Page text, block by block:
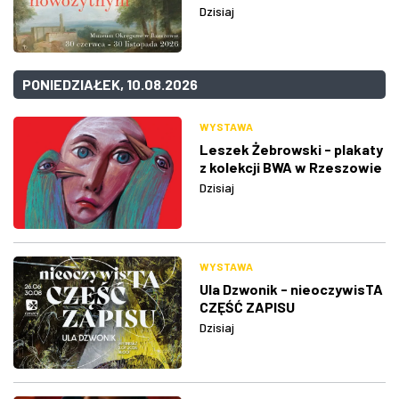
Dzisiaj
PONIEDZIAŁEK, 10.08.2026
WYSTAWA
Leszek Żebrowski - plakaty
z kolekcji BWA w Rzeszowie
Dzisiaj
WYSTAWA
Ula Dzwonik - nieoczywisTA
CZĘŚĆ ZAPISU
Dzisiaj